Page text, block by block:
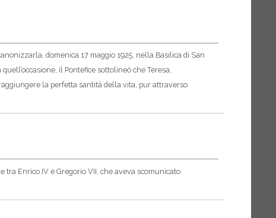
domenica 17 maggio 1925, nella Basilica di San
il Pontefice sottolineò che Teresa,
la perfetta santità della vita, pur attraverso
Enrico IV e Gregorio VII, che aveva scomunicato